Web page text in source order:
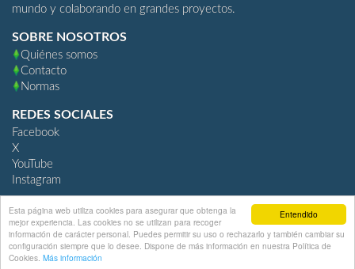
Entendido
Esta página web utiliza cookies para asegurar que obtenga la
mejor experiencia. Las cookies no se utilizan para recoger
información de carácter personal. Puedes permitir su uso o rechazarlo y también cambiar su
configuración siempre que lo desee. Dispone de más información en nuestra Política de
Cookies. Más información
mundo y colaborando en grandes proyectos.
SOBRE NOSOTROS
Quiénes somos
Contacto
Normas
REDES SOCIALES
Facebook
X
YouTube
Instagram
ActualidadSims.com
Community Software by Invision Power Services, Inc.